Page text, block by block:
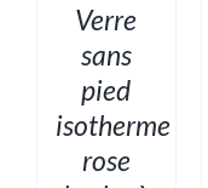
DÉTAILSVerre
sans
pied
isotherme
rose